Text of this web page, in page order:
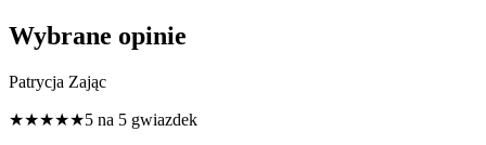
Wybrane opinie
Patrycja Zając
★★★★★5 na 5 gwiazdek